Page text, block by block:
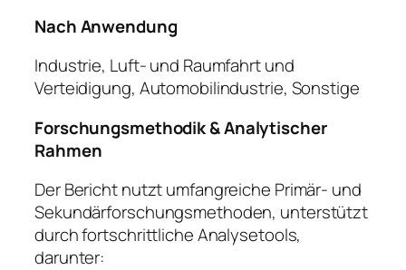
Nach Anwendung
Industrie, Luft- und Raumfahrt und
Verteidigung, Automobilindustrie, Sonstige
Forschungsmethodik & Analytischer
Rahmen
Der Bericht nutzt umfangreiche Primär- und
Sekundärforschungsmethoden, unterstützt
durch fortschrittliche Analysetools,
darunter: